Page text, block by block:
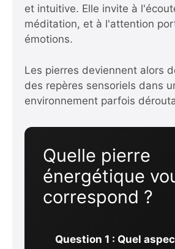
et intuitive. Elle invite à
méditation, et à l'attention
émotions.
Les pierres deviennent alors
des repères sensoriels dans
environnement parfois
Quelle pierre
énergétique
correspond ?
Question 1 : Quel